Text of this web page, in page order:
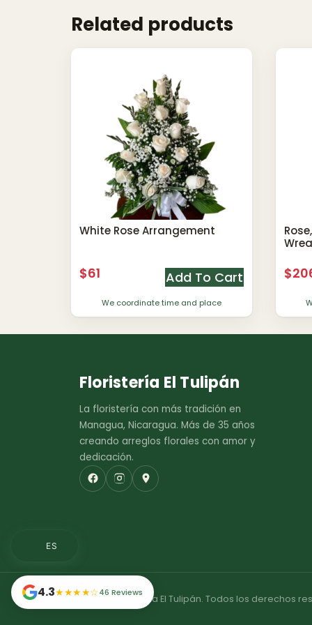
4.3★★★★☆46 Reviews
Related products
White Rose Arrangement
$61 Add To Cart
We coordinate time and place
$
Floristería El Tulipán
La floristería con más tradición en
Managua, Nicaragua. Más de 35 años
creando arreglos florales con amor y
dedicación.
© 2026 Floristería El Tulipán. Todos los derechos
ES